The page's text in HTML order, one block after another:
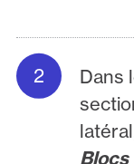
Dans